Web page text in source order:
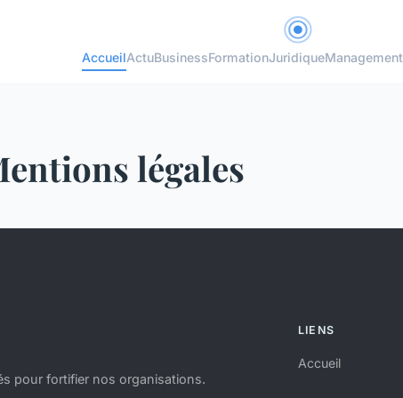
AccueilActuBusinessFormationJuridiqueManagement
légales
pour fortifier nos organisations.
LIENS
Accueil